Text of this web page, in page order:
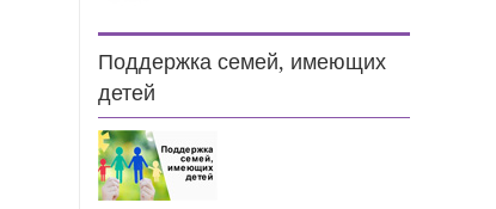
Поддержка семей, имеющих
детей